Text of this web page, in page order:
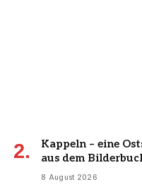
Kappeln – eine
aus dem
8 August 2026